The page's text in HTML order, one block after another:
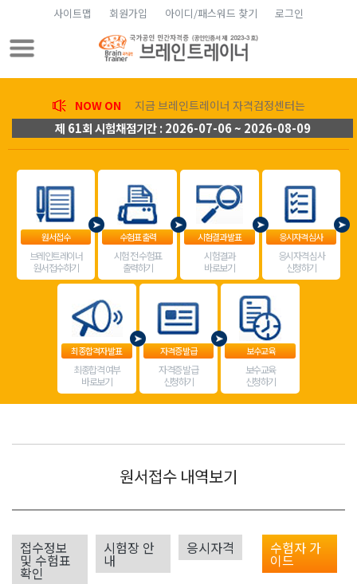
사이트맵 회원가입 아이디/패스워드 찾기 로그인
NOW ON 지금 브레인트레이너 자격검정센터는
제 61회 시험채점기간 : 2026-07-06 ~ 2026-08-09
원서접수
브레인트레이너
원서접수하기
수험표 출력
시험 전 수험표
출력하기
시험결과 발표
시험결과
바로보기
응시자격 심사
응시자격 심사
신청하기
최종합격자 발표
최종합격 여부
바로보기
자격증 발급
자격증 발급
신청하기
보수교육
보수교육
신청하기
원서접수 내역보기
접수정보
및 수험표
확인
시험장 안
내
응시자격 수험자 가
이드